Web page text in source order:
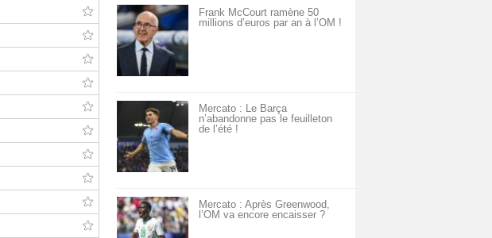
Frank McCourt ramène 50
millions d’euros par an à l’OM !
Mercato : Le Barça
n’abandonne pas le feuilleton
de l’été !
Mercato : Après Greenwood,
l’OM va encore encaisser ?